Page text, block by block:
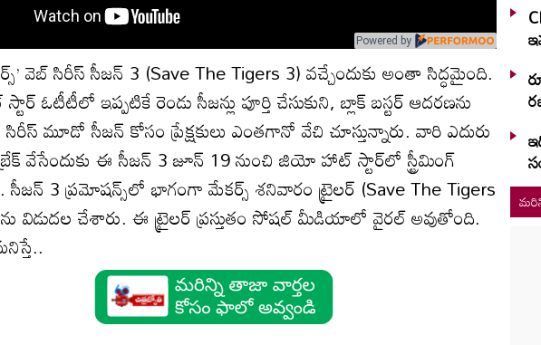
Powered by
వెబ్ సిరీస్ సీజన్ 3 (Save The Tigers 3) వచ్చేందుకు అంతా సిద్ధమైంది.
ఓటీటీలో ఇప్పటికే రెండు సీజన్లు పూర్తి చేసుకుని, బ్లాక్ బస్టర్ ఆదరణను
మూడో సీజన్‌ కోసం ప్రేక్షకులు ఎంతగానో వేచి చూస్తున్నారు. వారి ఎదురు
వేసేందుకు ఈ సీజన్ 3 జూన్ 19 నుంచి జియో హాట్ స్టార్‌లో స్ట్రీమింగ్‌
3 ప్రమోషన్స్‌లో భాగంగా మేకర్స్ శనివారం ట్రైలర్‌ (Save The Tigers
విడుదల చేశారు. ఈ ట్రైలర్ ప్రస్తుతం సోషల్ మీడియాలో వైరల్ అవుతోంది.